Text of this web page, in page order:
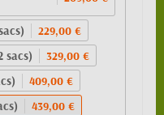
229,00 €
sacs) 329,00 €
409,00 €
439,00 €